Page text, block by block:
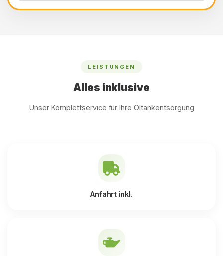
LEISTUNGEN
Alles inklusive
Unser Komplettservice für Ihre Öltankentsorgung
Anfahrt inkl.